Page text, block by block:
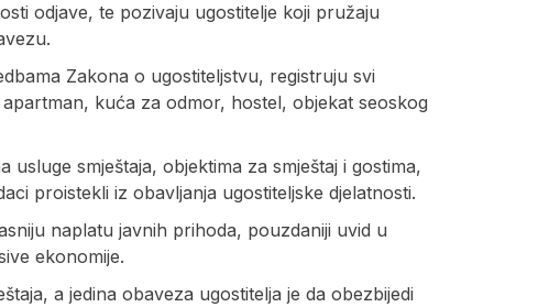
odjave, te pozivaju ugostitelje koji pružaju
Zakona o ugostiteljstvu, registruju svi
kuća za odmor, hostel, objekat seoskog
smještaja, objektima za smještaj i gostima,
proistekli iz obavljanja ugostiteljske djelatnosti.
naplatu javnih prihoda, pouzdaniji uvid u
ekonomije.
a jedina obaveza ugostitelja je da obezbijedi